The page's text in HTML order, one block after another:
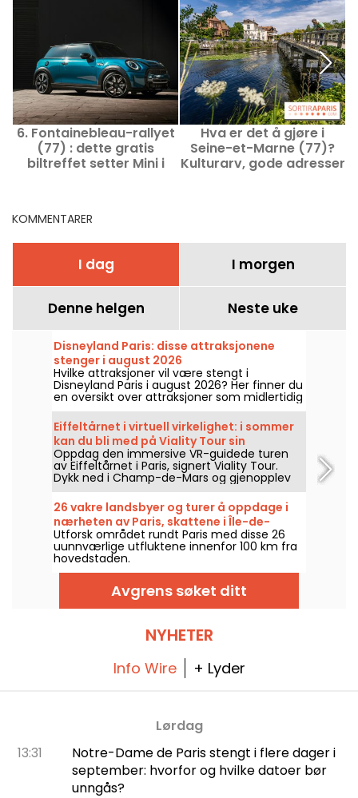
6. Fontainebleau-rallyet
(77) : dette gratis
biltreffet setter Mini i
Hva er det å gjøre i
Seine-et-Marne (77)?
Kulturarv, gode adresser
KOMMENTARER
I dag I morgen
Denne helgen Neste uke
Disneyland Paris: disse attraksjonene
stenger i august 2026
Hvilke attraksjoner vil være stengt i
Disneyland Paris i august 2026? Her finner du
en oversikt over attraksjoner som midlertidig
ikke er tilgjengelige på grunn av vedlikehold
eller oppussing, slik at du kan planlegge
besøket i Disney-parken.
Eiffeltårnet i virtuell virkelighet: i sommer
kan du bli med på Viality Tour sin
historiske guidede tur.
Oppdag den immersive VR-guidede turen
av Eiffeltårnet i Paris, signert Viality Tour.
Dykk ned i Champ-de-Mars og gjenopplev
byggingen og åpningen av Dame de Fer i
1889. En ny versjon som er mer tro mot
virkeligheten enn noen gang, ble lansert 31.
mars 2026. I den anledning har vi en
rabattkode til deg! Og for å møte varmen
holder alle turene deres seg i skyggen.
26 vakre landsbyer og turer å oppdage i
nærheten av Paris, skattene i Île-de-
France
Utforsk området rundt Paris med disse 26
uunnværlige utfluktene innenfor 100 km fra
hovedstaden.
Avgrens søket ditt
NYHETER
Info Wire + Lyder
Lørdag
13:31
Notre-Dame de Paris stengt i flere dager i
september: hvorfor og hvilke datoer bør
unngås?